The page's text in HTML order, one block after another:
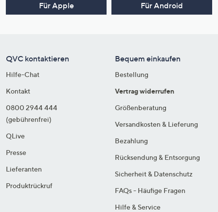
Für Apple Für Android
QVC kontaktieren
Hilfe-Chat
Kontakt
0800 2944 444
(gebührenfrei)
QLive
Presse
Lieferanten
Produktrückruf
Bequem einkaufen
Bestellung
Vertrag widerrufen
Größenberatung
Versandkosten & Lieferung
Bezahlung
Rücksendung & Entsorgung
Sicherheit & Datenschutz
FAQs - Häufige Fragen
Hilfe & Service